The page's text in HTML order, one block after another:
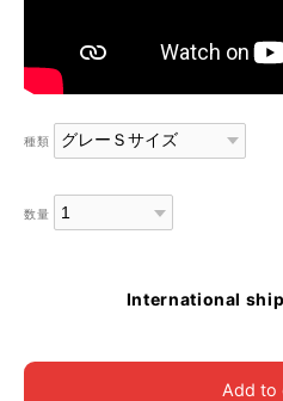
種類
数量
International
Add to